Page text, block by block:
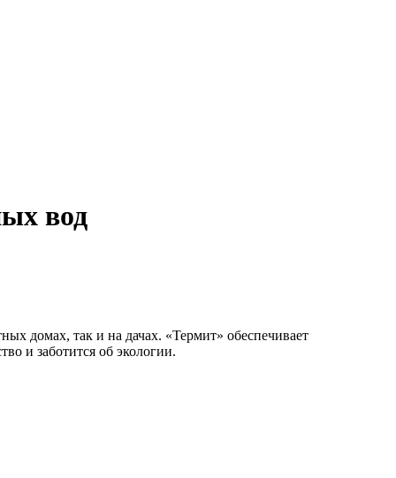
вод
домах, так и на дачах. «Термит» обеспечивает
и заботится об экологии.